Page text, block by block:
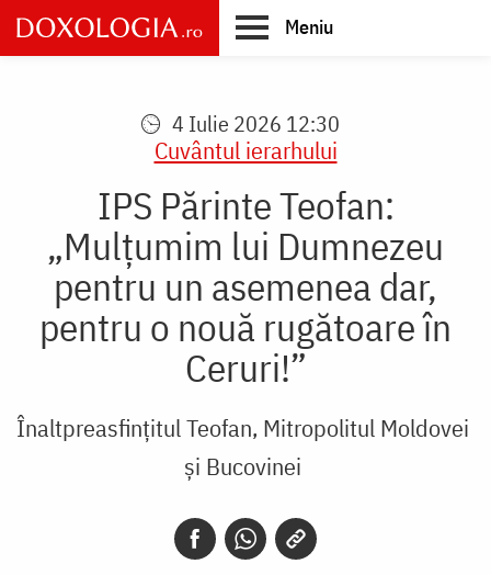
Skip
to
main
Meniu
4 Iulie 2026 12:30
Cuvântul ierarhului
IPS Părinte Teofan:
„Mulțumim lui Dumnezeu
pentru un asemenea dar,
pentru o nouă rugătoare în
Ceruri!”
Înaltpreasfințitul Teofan, Mitropolitul Moldovei
și Bucovinei